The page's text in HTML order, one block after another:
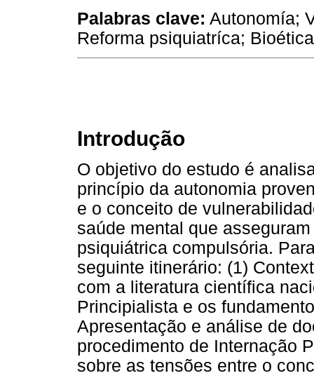
Palabras clave: Autonomía;
Reforma psiquiatríca;
Introdução
O objetivo do estudo é
princípio da autonomia
e o conceito de
saúde mental que
psiquiátrica compulsória.
seguinte itinerário: (1)
com a literatura científica
Principialista e os
Apresentação e análise de
procedimento de Internação
sobre as tensões entre o